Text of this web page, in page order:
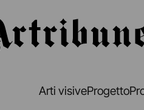
Arti visiveProgetto